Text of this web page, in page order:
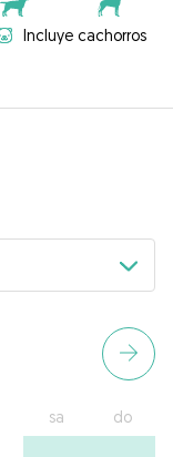
Incluye cachorros
sa do